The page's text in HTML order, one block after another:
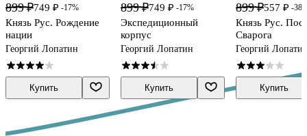
899 ₽749 ₽ -17%
Князь Рус. Рождение
нации
Георгий Лопатин
Купить
899 ₽749 ₽ -17%
Экспедиционный
корпус
Георгий Лопатин
Купить
899 ₽557 ₽ -
Князь Рус.
Сварога
Георгий
Купить